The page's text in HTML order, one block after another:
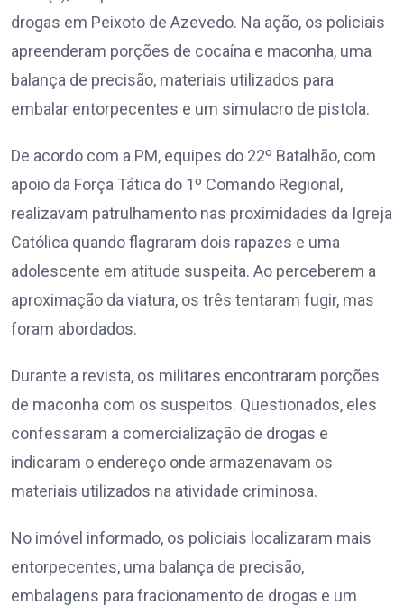
drogas em Peixoto de Azevedo. Na ação, os policiais
apreenderam porções de cocaína e maconha, uma
balança de precisão, materiais utilizados para
embalar entorpecentes e um simulacro de pistola.
De acordo com a PM, equipes do 22º Batalhão, com
apoio da Força Tática do 1º Comando Regional,
realizavam patrulhamento nas proximidades da Igreja
Católica quando flagraram dois rapazes e uma
adolescente em atitude suspeita. Ao perceberem a
aproximação da viatura, os três tentaram fugir, mas
foram abordados.
Durante a revista, os militares encontraram porções
de maconha com os suspeitos. Questionados, eles
confessaram a comercialização de drogas e
indicaram o endereço onde armazenavam os
materiais utilizados na atividade criminosa.
No imóvel informado, os policiais localizaram mais
entorpecentes, uma balança de precisão,
embalagens para fracionamento de drogas e um